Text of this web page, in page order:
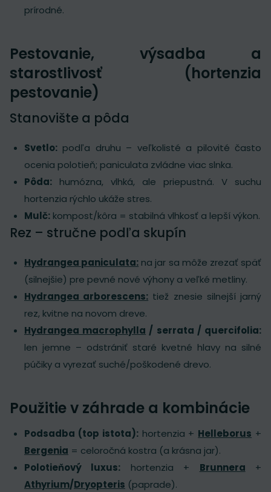
prírodné.
Pestovanie, výsadba a
starostlivosť (hortenzia
pestovanie)
Stanovište a pôda
Svetlo: podľa druhu – veľkolisté a pilovité často
ocenia polotieň; paniculata zvládne viac slnka.
Pôda: humózna, vlhká, ale priepustná. V suchu
hortenzia rýchlo ukáže stres.
Mulč: kompost/kôra = stabilná vlhkosť a lepší výkon.
Rez – stručne podľa skupín
Hydrangea paniculata: na jar sa môže zrezať späť
(silnejšie) pre pevné nové výhony a veľké metliny.
Hydrangea arborescens: tiež znesie silnejší jarný
rez, kvitne na novom dreve.
Hydrangea macrophylla / serrata / quercifolia:
len jemne – odstrániť staré kvetné hlavy na silné
púčiky a vyrezať suché/poškodené drevo.
Použitie v záhrade a kombinácie
Podsadba (top istota):hortenzia + Helleborus +
Bergenia = celoročná kostra (a krásna jar).
Polotieňový luxus: hortenzia + Brunnera +
Athyrium/Dryopteris (paprade).